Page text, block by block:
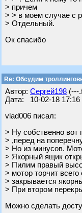
> причем
> > в моем случае с
> Отдельный.
Ок спасибо
Re: Обсудим
Автор: Сергей198 (---
Дата: 10-02-18 17:16
vlad006 писал:
> Ну собственно
> ,перед на
> Но из минусов.
> Якорный ящик
> Пилим правый
> мотор торчит
> закрывается
> При втором
Можно сделать